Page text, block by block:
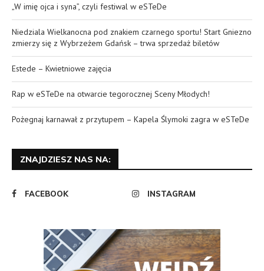
„W imię ojca i syna”, czyli festiwal w eSTeDe
Niedziala Wielkanocna pod znakiem czarnego sportu! Start Gniezno
zmierzy się z Wybrzeżem Gdańsk – trwa sprzedaż biletów
Estede – Kwietniowe zajęcia
Rap w eSTeDe na otwarcie tegorocznej Sceny Młodych!
Pożegnaj karnawał z przytupem – Kapela Ślymoki zagra w eSTeDe
ZNAJDZIESZ NAS NA:
FACEBOOK INSTAGRAM